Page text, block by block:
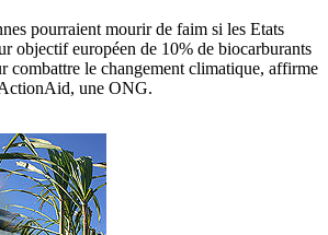
pourraient mourir de faim si les Etats
objectif européen de 10% de biocarburants
combattre le changement climatique, affirme
une ONG.